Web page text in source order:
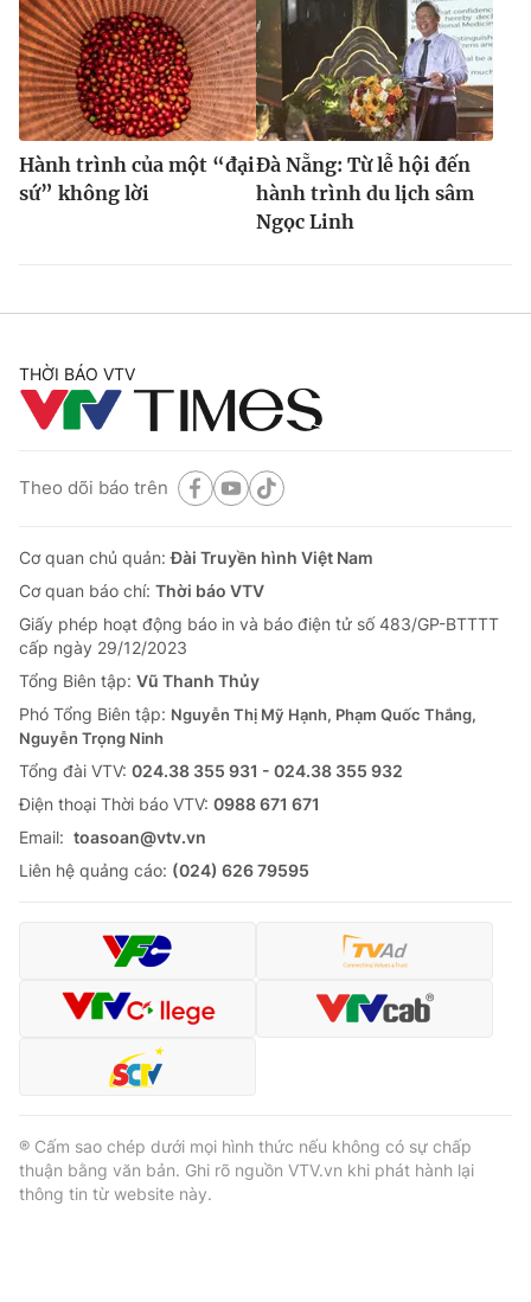
Hành trình của một “đại
sứ” không lời
Đà Nẵng: Từ lễ hội đến
hành trình du lịch sâm
Ngọc Linh
THỜI BÁO VTV
Theo dõi báo trên
Cơ quan chủ quản:Đài Truyền hình Việt Nam
Cơ quan báo chí: Thời báo VTV
Giấy phép hoạt động báo in và báo điện tử số 483/GP-BTTTT
cấp ngày 29/12/2023
Tổng Biên tập: Vũ Thanh Thủy
Phó Tổng Biên tập: Nguyễn Thị Mỹ Hạnh, Phạm Quốc Thắng,
Nguyễn Trọng Ninh
Tổng đài VTV: 024.38 355 931 - 024.38 355 932
Ðiện thoại Thời báo VTV: 0988 671 671
Email: toasoan@vtv.vn
Liên hệ quảng cáo: (024) 626 79595
® Cấm sao chép dưới mọi hình thức nếu không có sự chấp
thuận bằng văn bản. Ghi rõ nguồn VTV.vn khi phát hành lại
thông tin từ website này.